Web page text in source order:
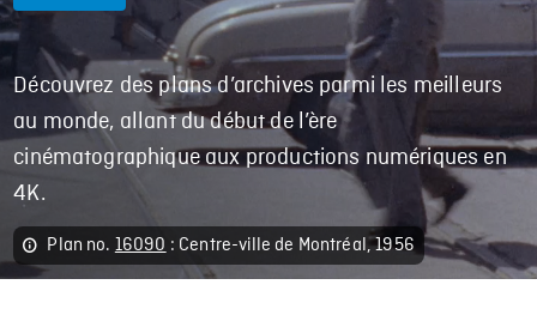
Découvrez des plans d’archives parmi les meilleurs
au monde, allant du début de l’ère
cinématographique aux productions numériques en
4K.
Plan no.16090: Centre-ville de Montréal, 1956